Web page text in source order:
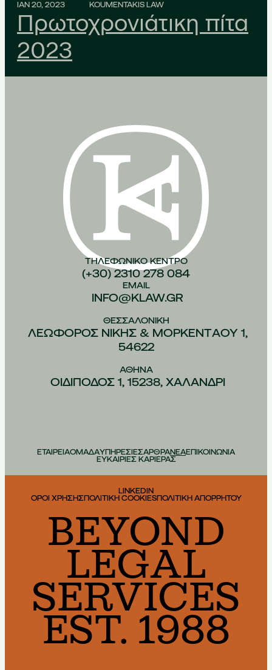
ΙΑΝ 20, 2023 KOUMENTAKIS LAW
Πρωτοχρονιάτικη πίτα
2023
ΤΗΛΕΦΩΝΙΚO ΚEΝΤΡΟ
(+30) 2310 278 084
EMAIL
INFO@KLAW.GR
ΘΕΣΣΑΛΟΝIΚΗ
ΛΕΩΦOΡΟΣ ΝIΚΗΣ & ΜΟΡΚΕΝΤAΟΥ 1,
54622
ΑΘHΝΑ
ΟΙΔIΠΟΔΟΣ 1, 15238, ΧΑΛAΝΔΡΙ
ΕΤΑΙΡΕΙΑΟΜΑΔΑΥΠΗΡΕΣΙΕΣΑΡΘΡΑΝΕΑΕΠΙΚΟΙΝΩΝΙΑ
ΕΥΚΑΙΡΙΕΣ ΚΑΡΙΕΡΑΣ
LINKEDIN
ΟΡΟΙ ΧΡΗΣΗΣΠΟΛΙΤΙΚΗ COOKIESΠΟΛΙΤΙΚΗ ΑΠΟΡΡΗΤΟΥ
BEYOND
LEGAL
SERVICES
EST. 1988